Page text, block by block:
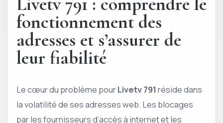
fonctionnement des
adresses et s’assurer de
leur fiabilité
Le cœur du problème pour ­Livetv 791 réside dans
la volatilité de ses adresses web. Les blocages
par les fournisseurs d’accès à internet et les